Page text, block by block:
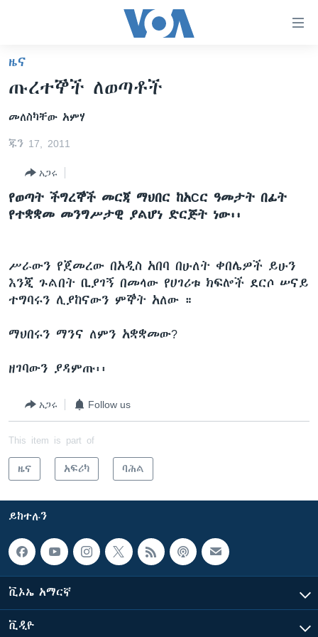
ማገናኛዎች
ዋናው
ይዘት
ወደ
ይዘት
እለፍ
ወደ
እለፍ
ዓለምአቀፍ
አሜሪካ
መካከለኛው ምሥራቅ
ከምሽቱ ሦስት ሰዓት የአማርኛ ዜና
ቪዲዮ
የፎቶ መድብሎች
Learning English
ይከተሉን
ቋንቋዎች
ዜና
ጡረተኞች ለወጣቶች
መለስካቸው አምሃ
ጁን 17, 2011
አጋሩ
የወጣት ችግረኞች መርጃ ማህበር ከአCር ዓመታት በፊት
የተቋቋመ መንግሥታዊ ያልሆነ ድርጅት ነው፡፡
ሥራውን የጀመረው በአዲስ አበባ በሁለት ቀበሌዎች ይሁን
እንጂ ጉልበት ቢያገኝ በመላው የሀገሪቱ ክፍሎች ደርሶ ሠናይ
ተግባሩን ሊያከናውን ምኞት አለው ።
ማህበሩን ማንና ለምን አቋቋመው?
ዘገባውን ያዳምጡ፡፡
አጋሩ Follow us
This item is part of
ዜና አፍሪካ ባሕል
ይከተሉን
ቪኦኤ አማርኛ
ቪዲዮ